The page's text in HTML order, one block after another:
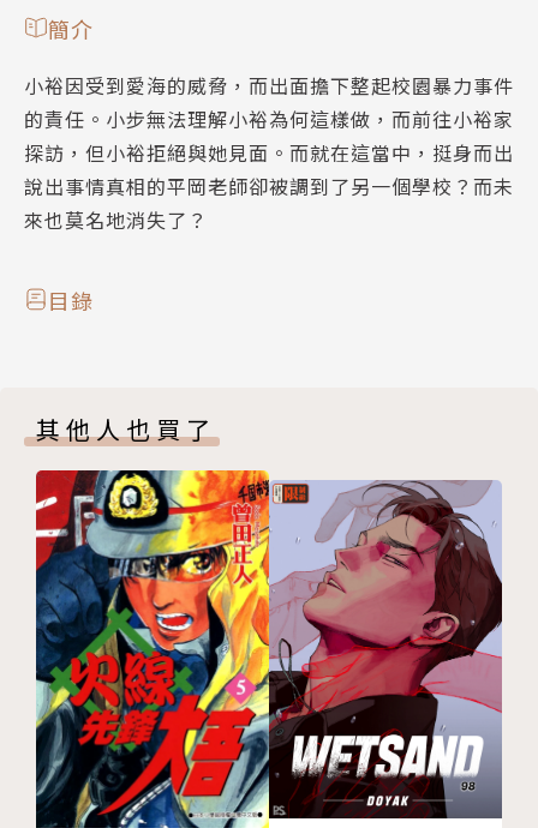
簡介
小裕因受到愛海的威脅，而出面擔下整起校園暴力事件
的責任。小步無法理解小裕為何這樣做，而前往小裕家
探訪，但小裕拒絕與她見面。而就在這當中，挺身而出
說出事情真相的平岡老師卻被調到了另一個學校？而未
來也莫名地消失了？
目錄
其他人也買了